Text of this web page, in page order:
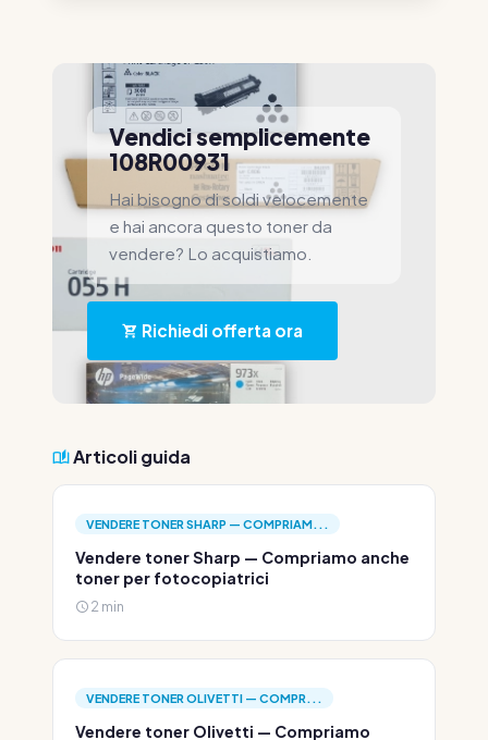
Vendici semplicemente
108R00931
Hai bisogno di soldi velocemente
e hai ancora questo toner da
vendere? Lo acquistiamo.
Richiedi offerta ora
Articoli guida
VENDERE TONER SHARP — COMPRIAM...
Vendere toner Sharp — Compriamo anche
toner per fotocopiatrici
2 min
VENDERE TONER OLIVETTI — COMPR...
Vendere toner Olivetti — Compriamo